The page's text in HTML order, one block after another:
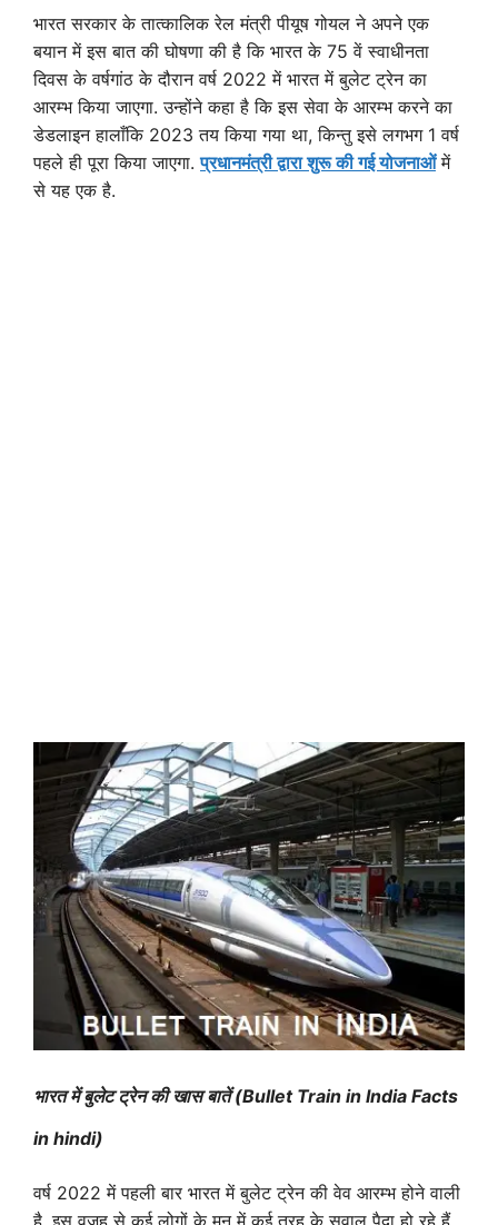
भारत सरकार के तात्कालिक रेल मंत्री पीयूष गोयल ने अपने एक
बयान में इस बात की घोषणा की है कि भारत के 75 वें स्वाधीनता
दिवस के वर्षगांठ के दौरान वर्ष 2022 में भारत में बुलेट ट्रेन का
आरम्भ किया जाएगा. उन्होंने कहा है कि इस सेवा के आरम्भ करने का
डेडलाइन हालाँकि 2023 तय किया गया था, किन्तु इसे लगभग 1 वर्ष
पहले ही पूरा किया जाएगा.प्रधानमंत्री द्वारा शुरू की गई योजनाओंमें
से यह एक है.
भारत में बुलेट ट्रेन की खास बातें (Bullet Train in India Facts
in hindi)
वर्ष 2022 में पहली बार भारत में बुलेट ट्रेन की वेव आरम्भ होने वाली
है. इस वजह से कई लोगों के मन में कई तरह के सवाल पैदा हो रहे हैं.